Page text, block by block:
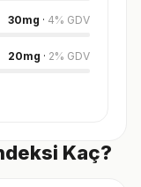
30mg · 4% GDV
20mg · 2% GDV
Kaç?